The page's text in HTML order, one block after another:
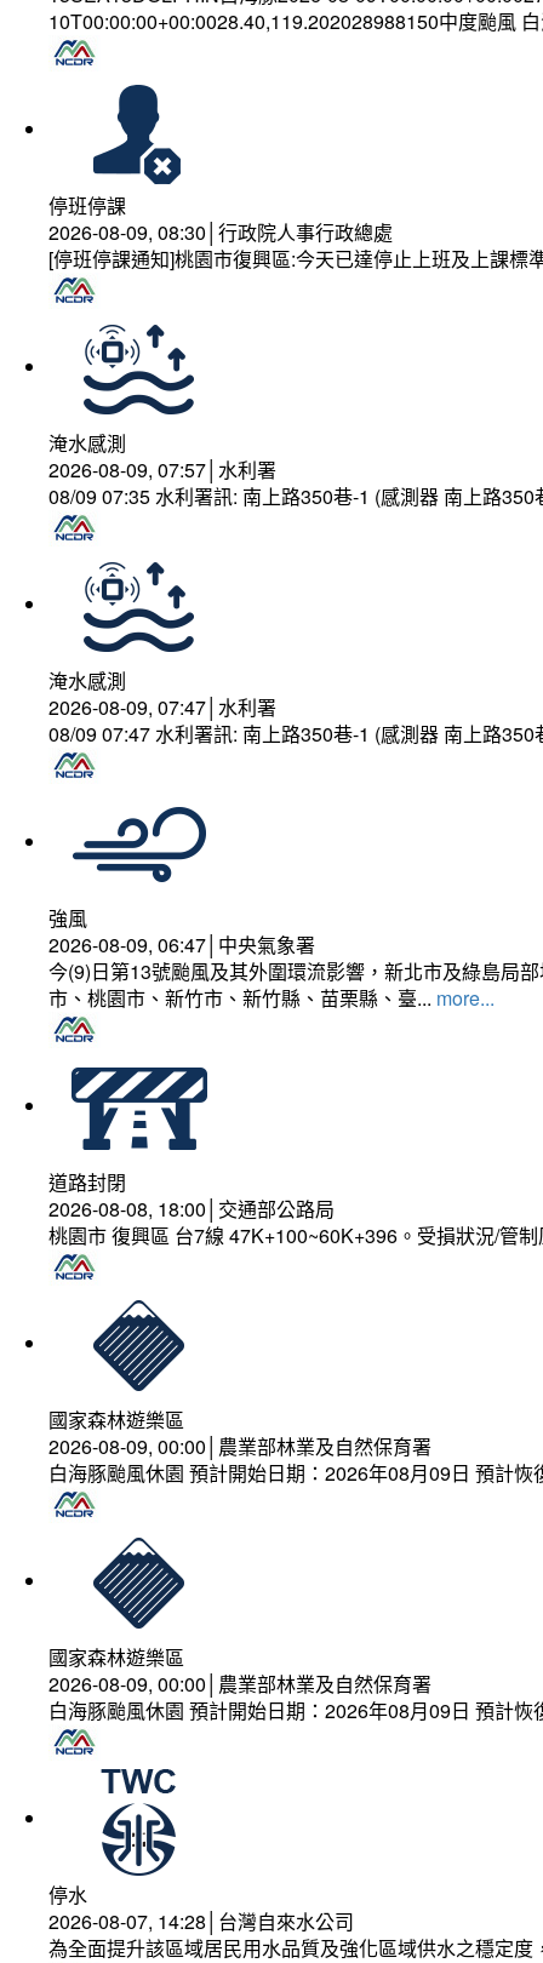
10T00:00:00+00:0028.40,119.202028988150中度颱風
停班停課
2026-08-09, 08:30│行政院人事行政總處
[停班停課通知]桃園市復興區:今天已達停止上班及上課
淹水感測
2026-08-09, 07:57│水利署
08/09 07:35 水利署訊: 南上路350巷-1 (感測器 南上路
淹水感測
2026-08-09, 07:47│水利署
08/09 07:47 水利署訊: 南上路350巷-1 (感測器 南上路
強風
2026-08-09, 06:47│中央氣象署
今(9)日第13號颱風及其外圍環流影響，新北市及綠島局
市、桃園市、新竹市、新竹縣、苗栗縣、臺... more...
道路封閉
2026-08-08, 18:00│交通部公路局
桃園市 復興區 台7線 47K+100~60K+396。受損狀況/管
國家森林遊樂區
2026-08-09, 00:00│農業部林業及自然保育署
白海豚颱風休園 預計開始日期：2026年08月09日 預計
國家森林遊樂區
2026-08-09, 00:00│農業部林業及自然保育署
白海豚颱風休園 預計開始日期：2026年08月09日 預計
停水
2026-08-07, 14:28│台灣自來水公司
為全面提升該區域居民用水品質及強化區域供水之穩定